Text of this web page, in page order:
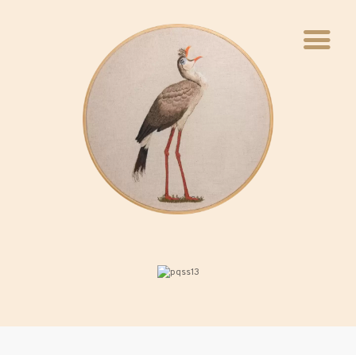
INÍCIO
QUEM FAZ
VIVÊNCIAS
WEBINÁRIO